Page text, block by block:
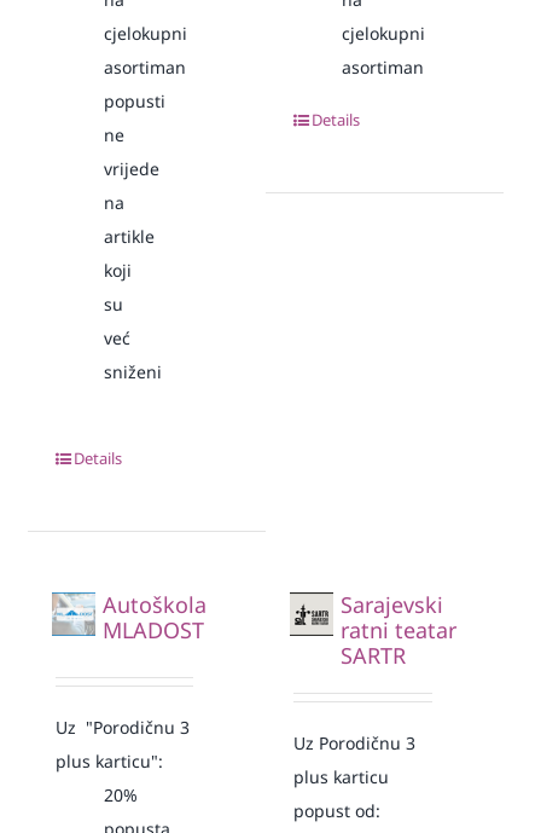
cjelokupni
asortiman
popusti
ne
vrijede
na
artikle
koji
su
već
sniženi
Details
cjelokupni
asortiman
Details
Autoškola
MLADOST
Uz "Porodičnu 3
plus karticu":
20%
popusta
Sarajevski
ratni teatar
SARTR
Uz Porodičnu 3
plus karticu
popust od: